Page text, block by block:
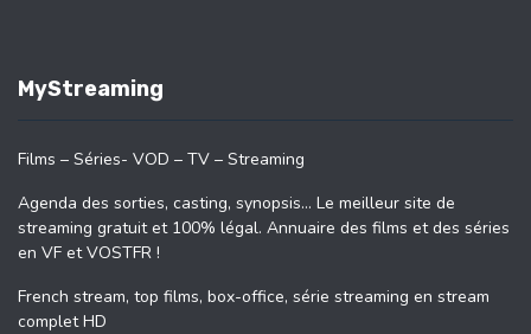
MyStreaming
Films – Séries- VOD – TV – Streaming
Agenda des sorties, casting, synopsis… Le meilleur site de
streaming gratuit et 100% légal. Annuaire des films et des séries
en VF et VOSTFR !
French stream, top films, box-office, série streaming en stream
complet HD